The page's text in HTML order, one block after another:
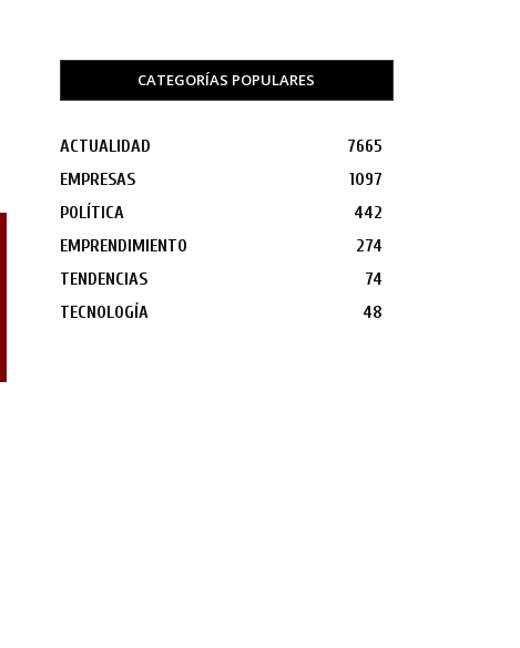
CATEGORÍAS POPULARES
ACTUALIDAD
7665
EMPRESAS
1097
POLÍTICA
442
EMPRENDIMIENTO
274
TENDENCIAS
74
TECNOLOGÍA
48